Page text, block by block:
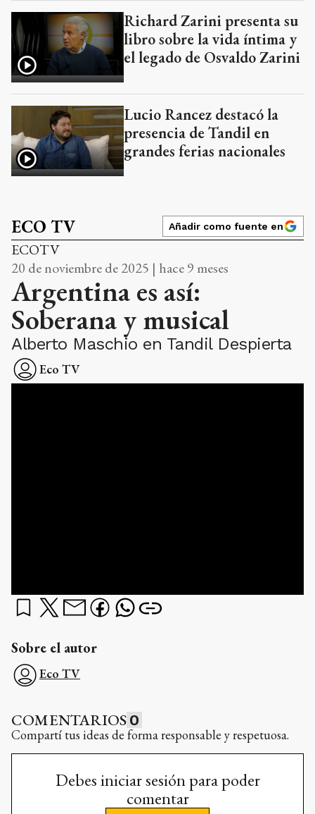
Richard Zarini presenta su
libro sobre la vida íntima y
el legado de Osvaldo Zarini
Lucio Rancez destacó la
presencia de Tandil en
grandes ferias nacionales
ECO TV Añadir como fuente en
ECOTV
20 de noviembre de 2025 | hace 9 meses
Argentina es así:
Soberana y musical
Alberto Maschio en Tandil Despierta
Eco TV
Sobre el autor
Eco TV
COMENTARIOS 0
Compartí tus ideas de forma responsable y respetuosa.
Debes iniciar sesión para poder
comentar